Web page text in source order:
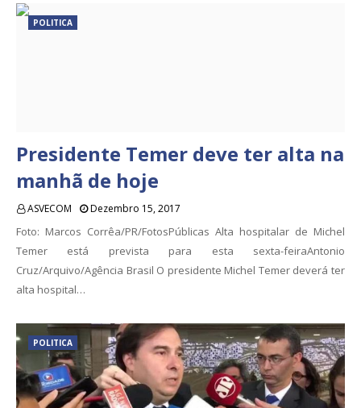
POLITICA
Presidente Temer deve ter alta na
manhã de hoje
ASVECOM Dezembro 15, 2017
Foto: Marcos Corrêa/PR/FotosPúblicas Alta hospitalar de Michel
Temer está prevista para esta sexta-feiraAntonio
Cruz/Arquivo/Agência Brasil O presidente Michel Temer deverá ter
alta hospital…
POLITICA